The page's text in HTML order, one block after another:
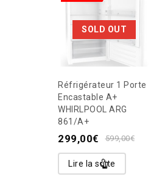
SOLD OUT
Réfrigérateur 1 Porte
Encastable A+
WHIRLPOOL ARG
861/A+
599,00€
299,00€
Lire la suite